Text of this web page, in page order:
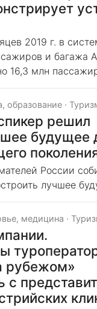
2019 г. в
и багажа
16,3 млн
образование ·
решил
будущее
России
лучшее
медицина ·
рубежом»
с